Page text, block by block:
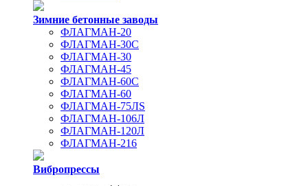
Зимние бетонные заводы
ФЛАГМАН-20
ФЛАГМАН-30С
ФЛАГМАН-30
ФЛАГМАН-45
ФЛАГМАН-60С
ФЛАГМАН-60
ФЛАГМАН-75ЛS
ФЛАГМАН-106Л
ФЛАГМАН-120Л
ФЛАГМАН-216
Вибропрессы